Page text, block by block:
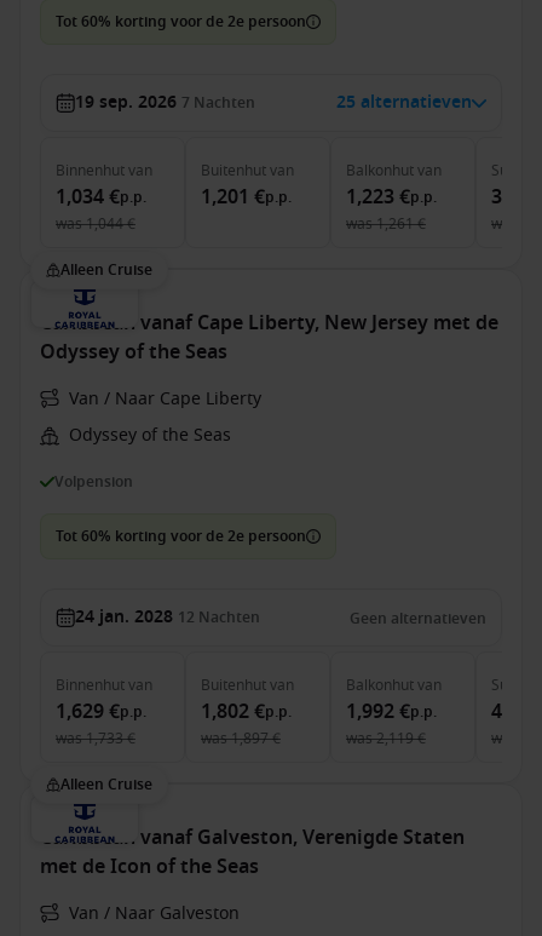
Tot 60% korting voor de 2e persoon
19 sep. 2026 7 Nachten 25 alternatieven
Binnenhutvan
1,034 €p.p.
was1,044 €
Buitenhutvan
1,201 €p.p.
Balkonhutvan
1,223 €p.p.
was1,261 €
Suite
was
Alleen Cruise
Caribbean vanaf Cape Liberty, New Jersey met de
Odyssey of the Seas
Van / Naar Cape Liberty
Odyssey of the Seas
Volpension
Tot 60% korting voor de 2e persoon
24 jan. 2028 12 Nachten Geen alternatieven
Binnenhutvan
1,629 €p.p.
was1,733 €
Buitenhutvan
1,802 €p.p.
was1,897 €
Balkonhutvan
1,992 €p.p.
was2,119 €
Suite
was
Alleen Cruise
Caribbean vanaf Galveston, Verenigde Staten
met de Icon of the Seas
Van / Naar Galveston